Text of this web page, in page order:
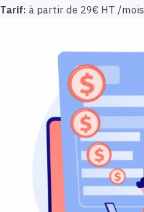
Tarif: à partir de 29€ HT /mois